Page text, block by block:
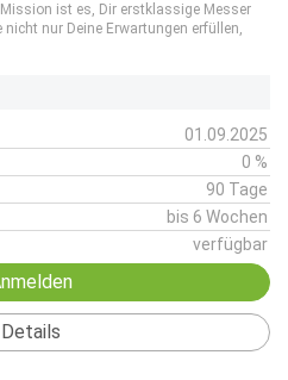
ist es, Dir erstklassige Messer
nur Deine Erwartungen erfüllen,
01.09.2025
0 %
90 Tage
bis 6 Wochen
verfügbar
Details